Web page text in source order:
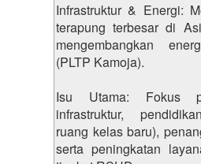
Infrastruktur & Energi:
terapung terbesar di
mengembangkan
(PLTP Kamoja).
Isu Utama: Fokus
infrastruktur,
ruang kelas baru),
serta peningkatan